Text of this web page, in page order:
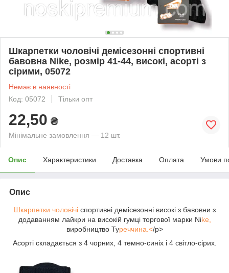
Шкарпетки чоловічі демісезонні спортивні
бавовна Nike, розмір 41-44, високі, асорті з
сірими, 05072
Немає в наявності
Код: 05072
Тільки опт
22,50 ₴
Мінімальне замовлення — 12 шт.
Опис Характеристики Доставка Оплата Умови
Опис
Шкарпетки чоловічіспортивні демісезонні високі з бавовни з
додаванням лайкри на високій гумці торгової марки Nike,
виробництво Туреччина.</p>
Асорті складається з 4 чорних, 4 темно-синіх і 4 світло-сірих.